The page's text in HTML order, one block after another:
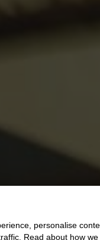
personalise
Read about how we